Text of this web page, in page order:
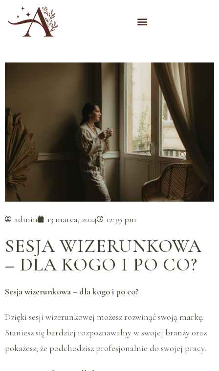
admin 13 marca, 2024 12:39 pm
SESJA WIZERUNKOWA
– DLA KOGO I PO CO?
Sesja wizerunkowa – dla kogo i po co?
Dzięki sesji wizerunkowej możesz rozwinąć swoją markę.
Staniesz się bardziej rozpoznawalny w swojej branży oraz
pokażesz, że podchodzisz profesjonalnie do swojej pracy.